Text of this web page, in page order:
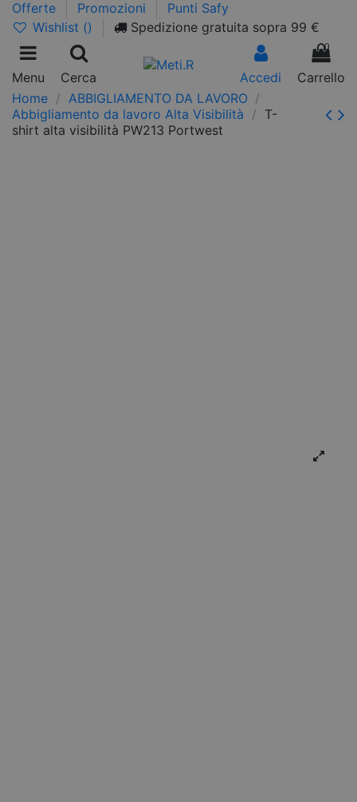
Offerte Promozioni
Punti Safy
Wishlist () Spedizione gratuita sopra 99 €
Menu Cerca Accedi
0
Carrello
Home
ABBIGLIAMENTO DA LAVORO
Abbigliamento da lavoro Alta Visibilità
T-
shirt alta visibilità PW213 Portwest